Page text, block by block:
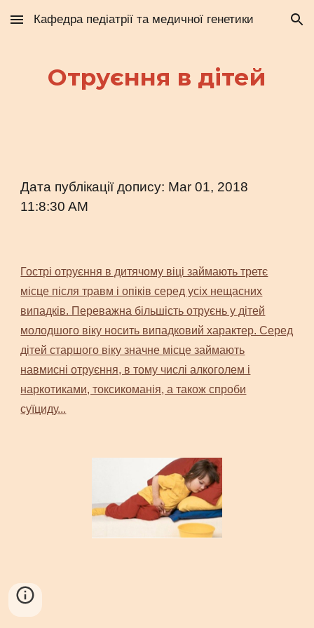
Skip to main content Skip to navigation
Кафедра педіатрії та медичної генетики
Отруєння в дітей
Дата публікації допису: Mar 01, 2018
11:8:30 AM
Гострі отруєння в дитячому віці займають третє
місце після травм і опіків серед усіх нещасних
випадків. Переважна більшість отруєнь у дітей
молодшого віку носить випадковий характер. Серед
дітей старшого віку значне місце займають
навмисні отруєння, в тому числі алкоголем і
наркотиками, токсикоманія, а також спроби
суїциду...